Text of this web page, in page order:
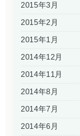
2015年3月
2015年2月
2015年1月
2014年12月
2014年11月
2014年8月
2014年7月
2014年6月